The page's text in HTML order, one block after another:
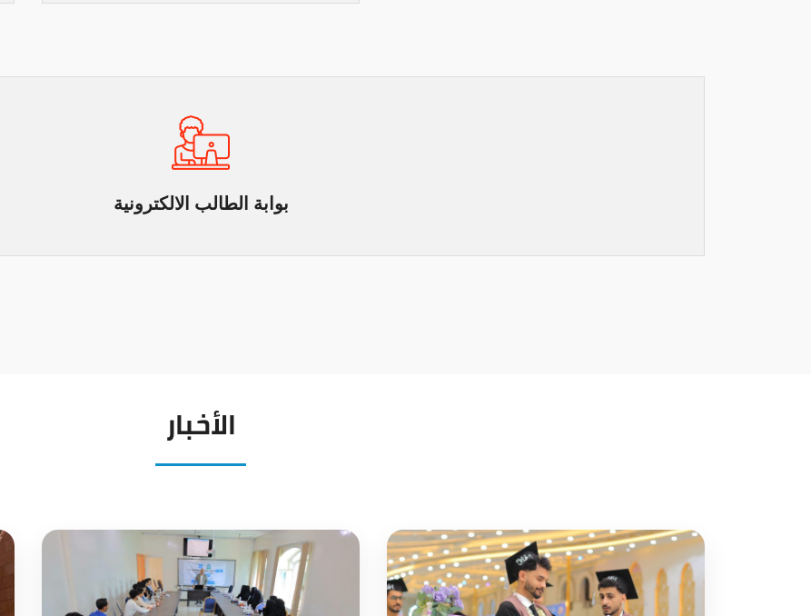
بوابة الطالب الالكترونية
الأخبار